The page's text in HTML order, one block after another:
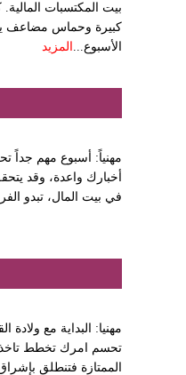
بيت المكتسبات
كبيرة وحماس مضاعف
الأسبوع... المزيد
مهنياً: أسبوع مهم جداً
أخبارك واعدة، وقد
في بيت المال، تبدو
مهنيا: البداية مع
تحسم امرك تخطط تاخذ
الممتازة فتنطلق